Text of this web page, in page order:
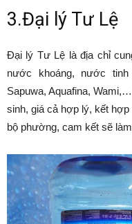
3.Đại lý Tư Lệ
Đại lý Tư Lệ là địa chỉ
nước khoáng, nước
Sapuwa, Aquafina,
sinh, giá cả hợp lý, kết
bộ phường, cam kết sẽ